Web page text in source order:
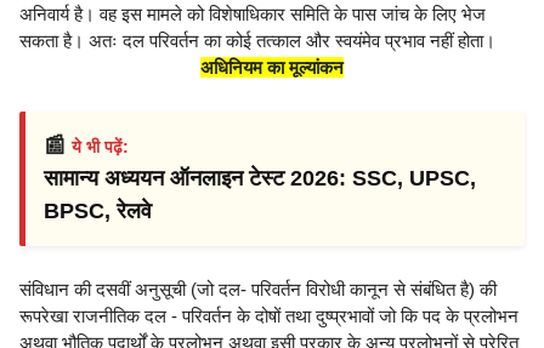
अनिवार्य है। वह इस मामले को विशेषाधिकार समिति के पास जांच के लिए भेज
सकता है। अतः दल परिवर्तन का कोई तत्काल और स्वयंमेव प्रभाव नहीं होता।
अधिनियम का मूल्यांकन
📰ये भी पढ़ें:
सामान्य अध्ययन ऑनलाइन टेस्ट 2026: SSC, UPSC,
BPSC, रेलवे
संविधान की दसवीं अनुसूची (जो दल- परिवर्तन विरोधी कानून से संबंधित है) की
रूपरेखा राजनीतिक दल - परिवर्तन के दोषों तथा दुष्प्रभावों जो कि पद के प्रलोभन
अथवा भौतिक पदार्थों के प्रलोभन अथवा इसी प्रकार के अन्य प्रलोभनों से प्रेरित